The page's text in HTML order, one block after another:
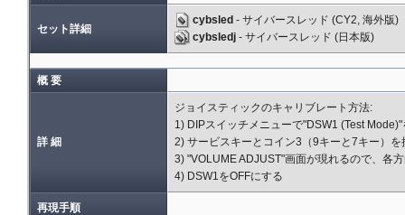
セット詳細
cybsled - サイバースレッド (CY2, 海外版)
cybsledj - サイバースレッド (日本版)
概 要
詳 細
ジョイスティックのキャリブレート方法:
1) DIPスイッチメニューで"DSW1 (Test
2) サービスキーとコイン3（9キーと7キー）
3) "VOLUME ADJUST"画面が現れるので、各
4) DSW1をOFFにする
再現手順